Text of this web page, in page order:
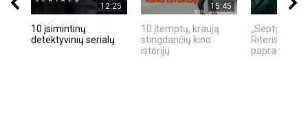
12:25
10 įsimintinų
detektyvinių serialų
15:45
10 įtemptų, kraują
stingdančių kino
istorijų
„Septynių
Riteris" – kai